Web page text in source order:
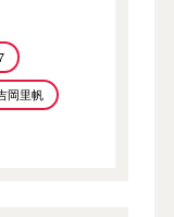
岡里帆